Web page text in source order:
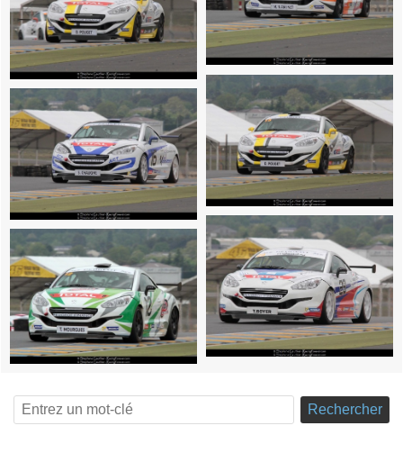
Rechercher